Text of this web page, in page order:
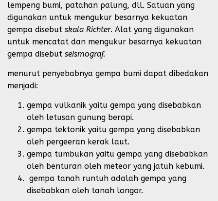
lempeng bumi, patahan palung, dll. Satuan yang
digunakan untuk mengukur besarnya kekuatan
gempa disebut skala Richter. Alat yang digunakan
untuk mencatat dan mengukur besarnya kekuatan
gempa disebut seismograf.
menurut penyebabnya gempa bumi dapat dibedakan
menjadi:
gempa vulkanik yaitu gempa yang disebabkan
oleh letusan gunung berapi.
gempa tektonik yaitu gempa yang disebabkan
oleh pergeeran kerak laut.
gempa tumbukan yaitu gempa yang disebabkan
oleh benturan oleh meteor yang jatuh kebumi.
gempa tanah runtuh adalah gempa yang
disebabkan oleh tanah longor.